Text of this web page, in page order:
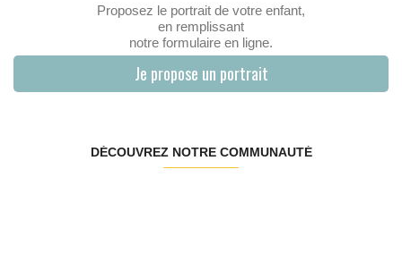
Proposez le portrait de votre enfant,
en remplissant
notre formulaire en ligne.
Je propose un portrait
DÉCOUVREZ NOTRE COMMUNAUTÉ